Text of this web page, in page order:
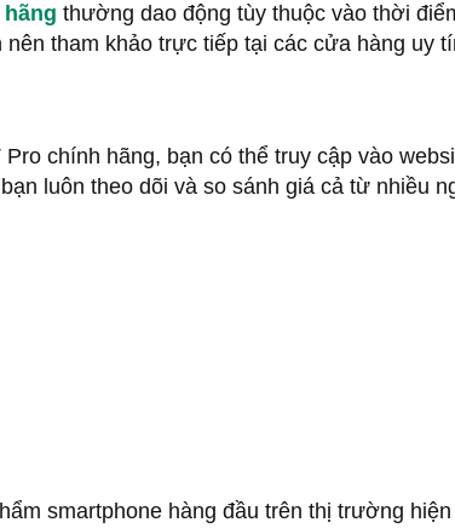
thường dao động tùy thuộc vào thời
tham khảo trực tiếp tại các cửa hàng uy
chính hãng, bạn có thể truy cập vào
luôn theo dõi và so sánh giá cả từ nhiều
smartphone hàng đầu trên thị trường